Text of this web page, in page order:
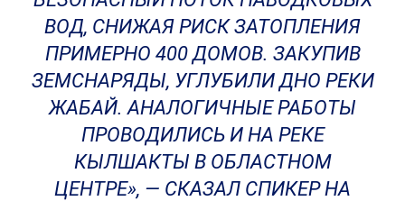
ВОД, СНИЖАЯ РИСК ЗАТОПЛЕНИЯ
ПРИМЕРНО 400 ДОМОВ. ЗАКУПИВ
ЗЕМСНАРЯДЫ, УГЛУБИЛИ ДНО РЕКИ
ЖАБАЙ. АНАЛОГИЧНЫЕ РАБОТЫ
ПРОВОДИЛИСЬ И НА РЕКЕ
КЫЛШАКТЫ В ОБЛАСТНОМ
ЦЕНТРЕ», — СКАЗАЛ СПИКЕР НА